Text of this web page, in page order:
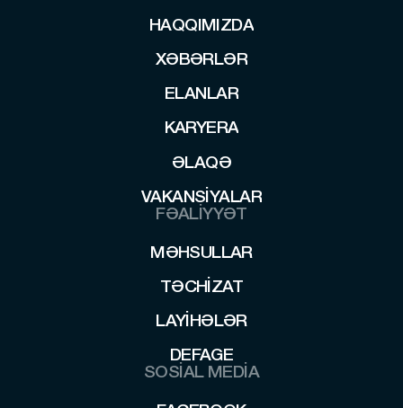
HAQQIMIZDA
XƏBƏRLƏR
ELANLAR
KARYERA
ƏLAQƏ
VAKANSIYALAR
VAKANSIYALAR
FƏALİYYƏT
MƏHSULLAR
TƏCHIZAT
LAYİHƏLƏR
DEFAGE
DEFAGE
SOSİAL MEDİA